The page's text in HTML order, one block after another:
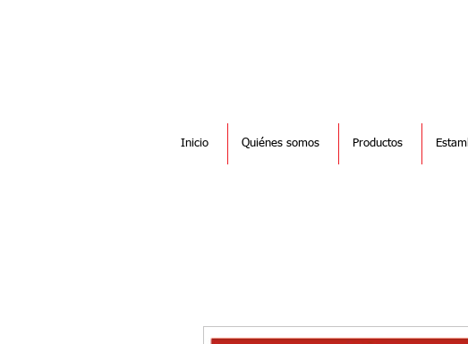
Inicio Quiénes somos Productos